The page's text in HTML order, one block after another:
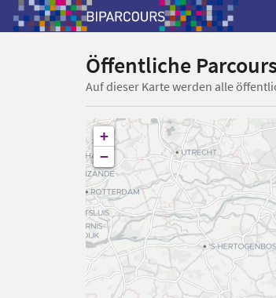
Öffentliche
Auf dieser Karte werden alle
+
−